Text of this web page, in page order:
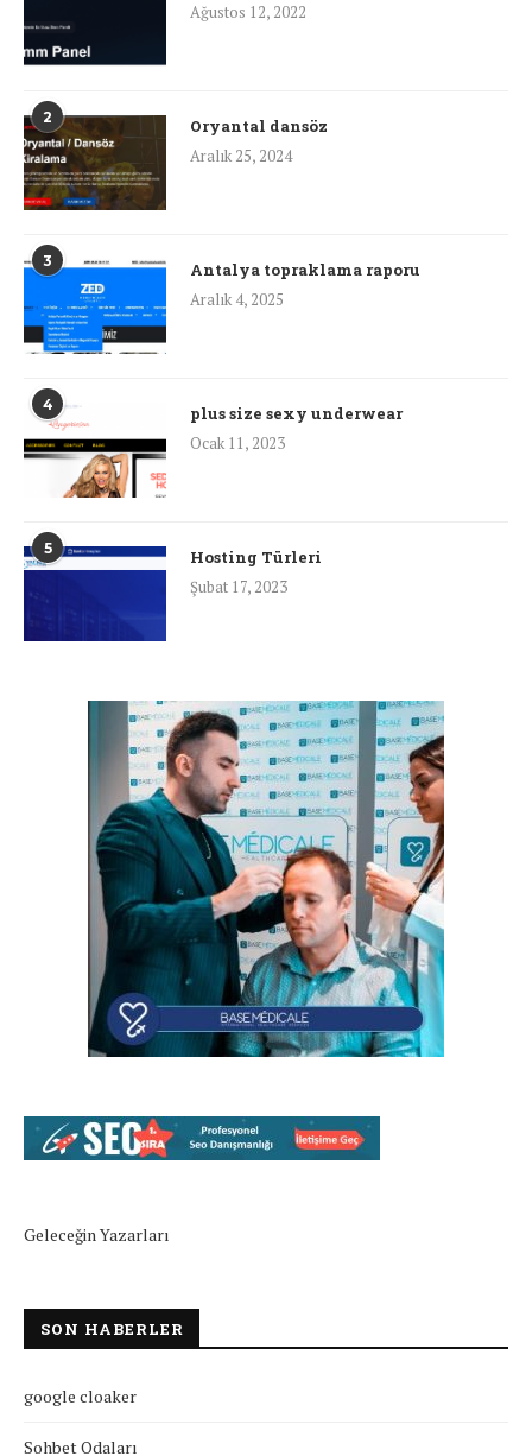
Ağustos 12, 2022
2
Oryantal dansöz
Aralık 25, 2024
3
Antalya topraklama raporu
Aralık 4, 2025
4
plus size sexy underwear
Ocak 11, 2023
5
Hosting Türleri
Şubat 17, 2023
Geleceğin Yazarları
SON HABERLER
google cloaker
Sohbet Odaları